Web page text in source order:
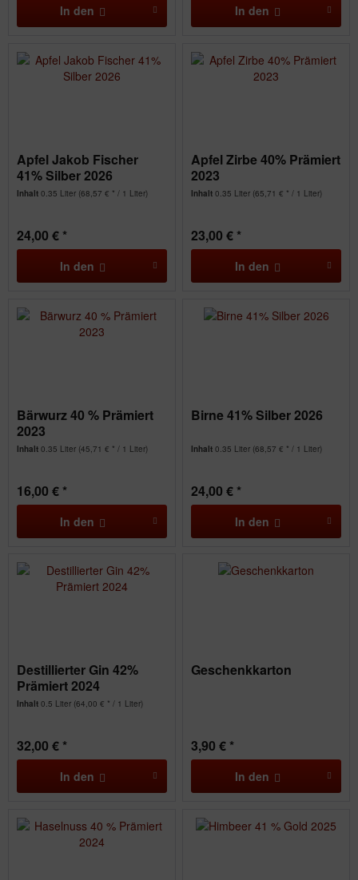
In den In den
Apfel Jakob Fischer
41% Silber 2026
Inhalt0.35 Liter (68,57 € * / 1 Liter)
24,00 € *
In den
Apfel Zirbe 40% Prämiert
2023
Inhalt0.35 Liter (65,71 € * / 1 Liter)
23,00 € *
In den
Bärwurz 40 % Prämiert
2023
Inhalt0.35 Liter (45,71 € * / 1 Liter)
16,00 € *
In den
Birne 41% Silber 2026
Inhalt0.35 Liter (68,57 € * / 1 Liter)
24,00 € *
In den
Destillierter Gin 42%
Prämiert 2024
Inhalt0.5 Liter (64,00 € * / 1 Liter)
32,00 € *
In den
Geschenkkarton
3,90 € *
In den